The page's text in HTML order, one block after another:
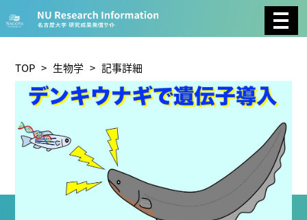
CATEGORY
環境学 生物学
総合理工 総合生物 複合領域
農学
数物系科学
人文学
TOP > 生物学 > 記事詳細